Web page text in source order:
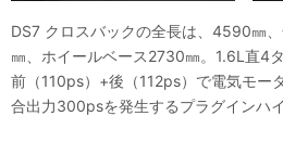
DS7 クロスバックの全長は、4590㎜
㎜、ホイールベース2730㎜。1.6L直4
前（110ps）+後（112ps）で電気モー
合出力300psを発生するプラグインハ